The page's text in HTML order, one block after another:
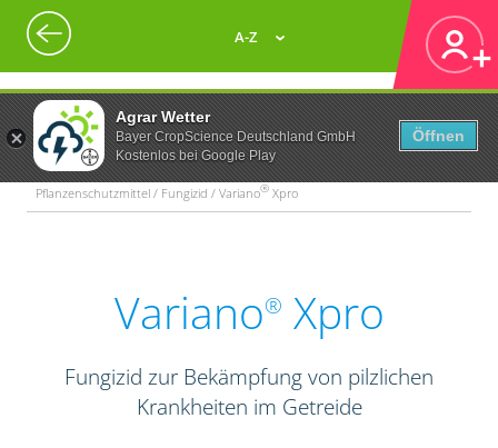
Agrar Wetter
Bayer CropScience Deutschland GmbH
Kostenlos bei Google Play
Öffnen
A-Z
Pflanzenschutzmittel / Fungizid / Variano® Xpro
Variano® Xpro
Fungizid zur Bekämpfung von pilzlichen
Krankheiten im Getreide